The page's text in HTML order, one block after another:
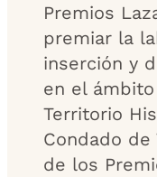
Premios
premiar la
inserción y
en el
Territorio
Condado de
de los